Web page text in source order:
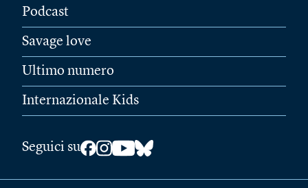
Podcast
Savage love
Ultimo numero
Internazionale Kids
Seguici su